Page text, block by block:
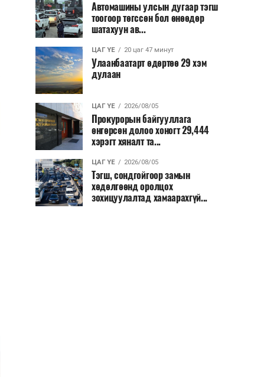
Автомашины улсын дугаар тэгш
тоогоор төгссөн бол өнөөдөр
шатахуун ав...
ЦАГ ҮЕ 20 цаг 47 минут
Улаанбаатарт өдөртөө 29 хэм
дулаан
ЦАГ ҮЕ 2026/08/05
Прокурорын байгууллага
өнгөрсөн долоо хоногт 29,444
хэрэгт хяналт та...
ЦАГ ҮЕ 2026/08/05
Тэгш, сондгойгоор замын
хөдөлгөөнд оролцох
зохицуулалтад хамаарахгүй...